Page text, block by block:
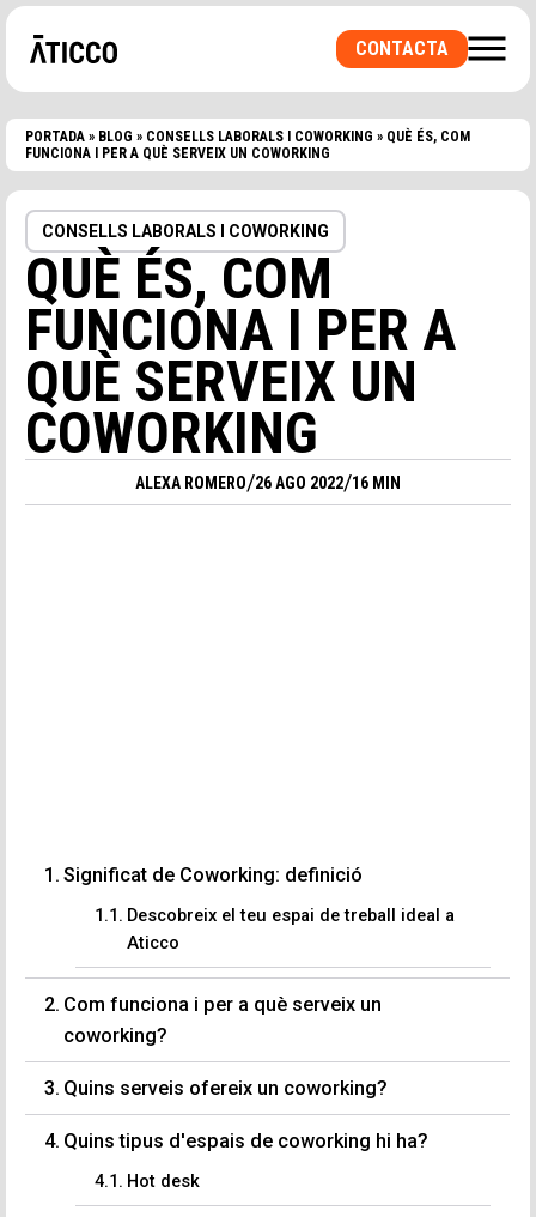
CONTACTA
PORTADA » BLOG » CONSELLS LABORALS I COWORKING » QUÈ ÉS, COM
FUNCIONA I PER A QUÈ SERVEIX UN COWORKING
CONSELLS LABORALS I COWORKING
QUÈ ÉS, COM
FUNCIONA I PER A
QUÈ SERVEIX UN
COWORKING
ALEXA ROMERO/26 AGO 2022/16 MIN
Significat de Coworking: definició
Descobreix el teu espai de treball ideal a
Aticco
Com funciona i per a què serveix un
coworking?
Quins serveis ofereix un coworking?
Quins tipus d'espais de coworking hi ha?
Hot desk
BUSQUES UN ESPAI?
BUSQUES UN ESPAI DE COWORKING O UNA
OFICINA PRIVADA? UNA SALA PER